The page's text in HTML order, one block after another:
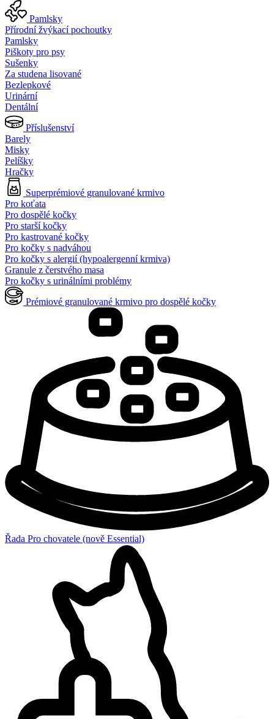
Pamlsky
Přírodní žvýkací pochoutky
Pamlsky
Piškoty pro psy
Sušenky
Za studena lisované
Bezlepkové
Urinární
Dentální
Příslušenství
Barely
Misky
Pelíšky
Hračky
Superprémiové granulované krmivo
Pro koťata
Pro dospělé kočky
Pro starší kočky
Pro kastrované kočky
Pro kočky s nadváhou
Pro kočky s alergií (hypoalergenní krmiva)
Granule z čerstvého masa
Pro kočky s urinálními problémy
Prémiové granulované krmivo pro dospělé kočky
Řada Pro chovatele (nově Essential)